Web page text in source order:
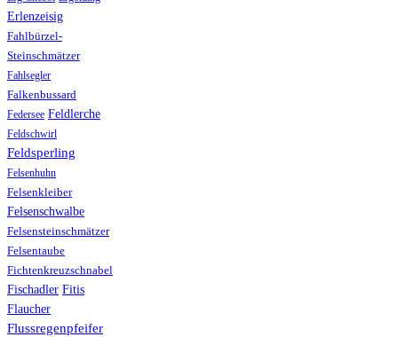
Erlenzeisig
Fahlbürzel-
Steinschmätzer
Fahlsegler
Falkenbussard
Federsee Feldlerche
Feldschwirl
Feldsperling
Felsenhuhn
Felsenkleiber
Felsenschwalbe
Felsensteinschmätzer
Felsentaube
Fichtenkreuzschnabel
Fischadler Fitis
Flaucher
Flussregenpfeifer